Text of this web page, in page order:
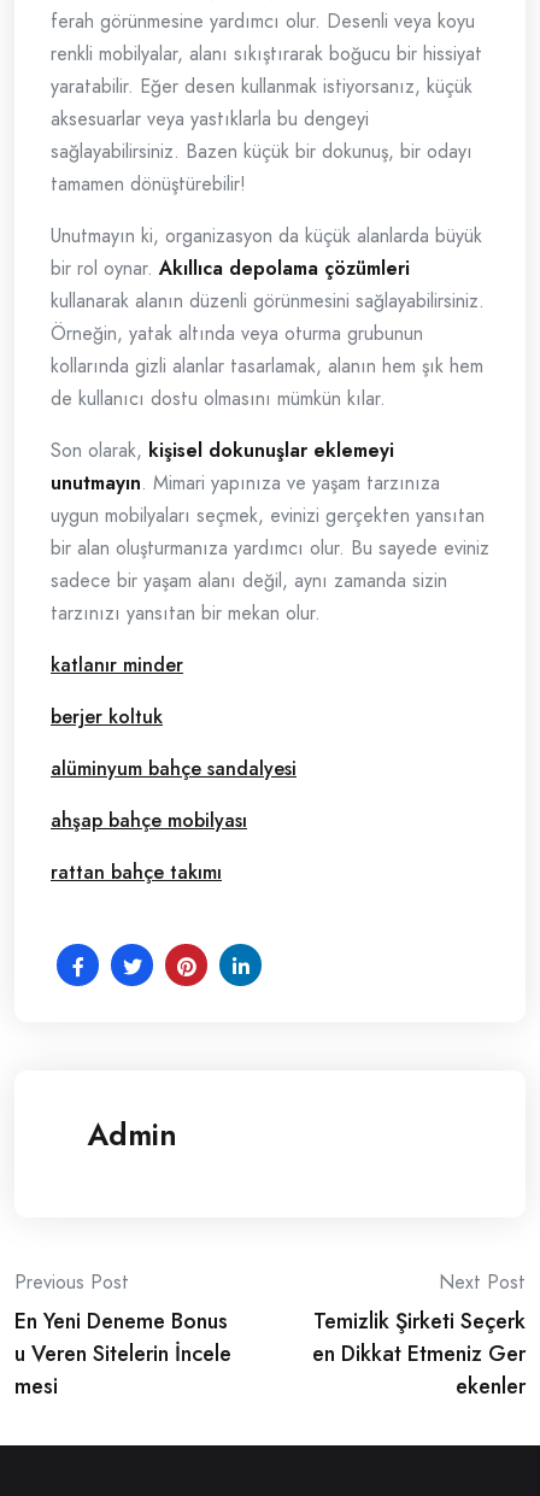
ferah görünmesine yardımcı olur. Desenli veya koyu
renkli mobilyalar, alanı sıkıştırarak boğucu bir hissiyat
yaratabilir. Eğer desen kullanmak istiyorsanız, küçük
aksesuarlar veya yastıklarla bu dengeyi
sağlayabilirsiniz. Bazen küçük bir dokunuş, bir odayı
tamamen dönüştürebilir!
Unutmayın ki, organizasyon da küçük alanlarda büyük
bir rol oynar.Akıllıca depolama çözümleri
kullanarak alanın düzenli görünmesini sağlayabilirsiniz.
Örneğin, yatak altında veya oturma grubunun
kollarında gizli alanlar tasarlamak, alanın hem şık hem
de kullanıcı dostu olmasını mümkün kılar.
Son olarak, kişisel dokunuşlar eklemeyi
unutmayın. Mimari yapınıza ve yaşam tarzınıza
uygun mobilyaları seçmek, evinizi gerçekten yansıtan
bir alan oluşturmanıza yardımcı olur. Bu sayede eviniz
sadece bir yaşam alanı değil, aynı zamanda sizin
tarzınızı yansıtan bir mekan olur.
katlanır minder
berjer koltuk
alüminyum bahçe sandalyesi
ahşap bahçe mobilyası
rattan bahçe takımı
Admin
Post
navigation
Previous Post
En Yeni Deneme Bonus
u Veren Sitelerin İncele
mesi
Next Post
Temizlik Şirketi Seçerk
en Dikkat Etmeniz Ger
ekenler